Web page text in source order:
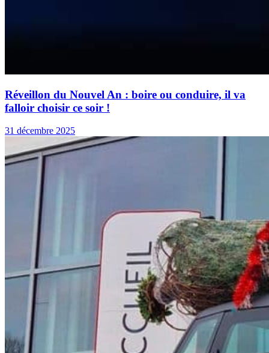
Réveillon du Nouvel An : boire ou conduire, il va
falloir choisir ce soir !
31 décembre 2025